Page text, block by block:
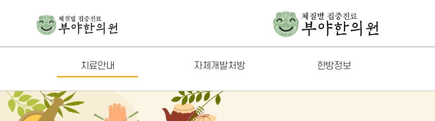
치료안내
체질클리닉
자체개발처방
기상나팔
한방정보